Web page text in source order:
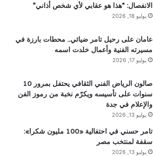
الانفصال: “هذا هو عقابي لأي شخص أذاني”
يوليو 18, 2026
عامان على رحيل تامر ضيائي.. محطات بارزة في
مسيرته الفنية وأعمال خلدت اسمه
يوليو 17, 2026
صالون الرياض الفني الثقافي يحتفل بمرور 10
سنوات على تأسيسه ويكرّم نخبة من رموز الفن
والإعلام في جدة
يوليو 13, 2026
تامر حسني في احتفالية «100 مليون شكرا»:
سقفة لمنتخب مصر
يوليو 13, 2026